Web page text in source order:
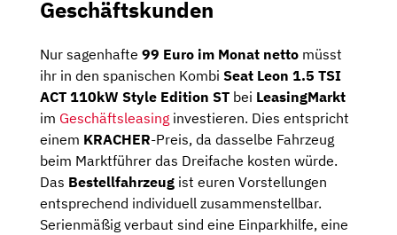
Geschäftskunden
Nur sagenhafte 99 Euro im Monat netto müsst
ihr in den spanischen Kombi Seat Leon 1.5 TSI
ACT 110kW Style Edition ST bei LeasingMarkt
im Geschäftsleasing investieren. Dies entspricht
einem KRACHER-Preis, da dasselbe Fahrzeug
beim Marktführer das Dreifache kosten würde.
Das Bestellfahrzeug ist euren Vorstellungen
entsprechend individuell zusammenstellbar.
Serienmäßig verbaut sind eine Einparkhilfe, eine